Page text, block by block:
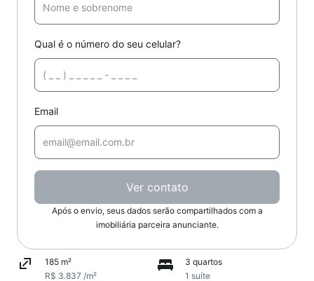
Qual é o número do seu celular?
Email
Ver contato
Após o envio, seus dados serão compartilhados com a
imobiliária parceira anunciante.
185 m²
R$ 3.837 /m²
3 quartos
1 suíte